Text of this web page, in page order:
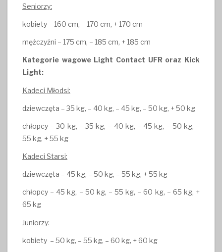
Seniorzy:
kobiety – 160 cm, – 170 cm, + 170 cm
mężczyźni – 175 cm, – 185 cm, + 185 cm
Kategorie wagowe Light Contact UFR oraz Kick
Light:
Kadeci Młodsi:
dziewczęta – 35 kg, – 40 kg, – 45 kg, – 50 kg, + 50 kg
chłopcy – 30 kg, – 35 kg, – 40 kg, – 45 kg, – 50 kg, –
55 kg, + 55 kg
Kadeci Starsi:
dziewczęta – 45 kg, – 50 kg, – 55 kg, + 55 kg
chłopcy – 45 kg, – 50 kg, – 55 kg, – 60 kg, – 65 kg, +
65 kg
Juniorzy:
kobiety – 50 kg, – 55 kg, – 60 kg, + 60 kg